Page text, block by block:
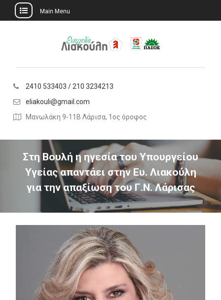
Main Menu
2410 533403 / 210 3234213
eliakouli@gmail.com
Μανωλάκη 9-11Β Λάρισα, 1ος όροφος
Στη Βουλή η ηγεσία του Υπουργείου
Υγείας απαντάει στην Ευ. Λιακούλη
για την απαξίωση του Γ.Ν. Λάρισας